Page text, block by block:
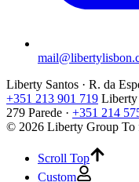
Liberty Santos · R. da
+351 213 901 719 Liberty
279 Parede · +351 214
© 2026 Liberty Group To
Scroll Top
Custom